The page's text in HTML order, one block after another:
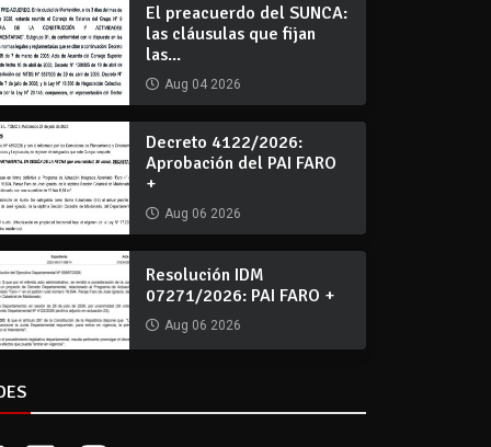
El preacuerdo del SUNCA:
las cláusulas que fijan
las...
Aug 04 2026
Decreto 4122/2026:
Aprobación del PAI FARO
+
Aug 06 2026
Resolución IDM
07271/2026: PAI FARO +
Aug 06 2026